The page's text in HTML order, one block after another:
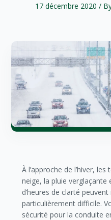
17 décembre 2020 /
À l’approche de l’hiver,
neige, la pluie
d’heures de clarté
particulièrement difficile.
sécurité pour la conduite